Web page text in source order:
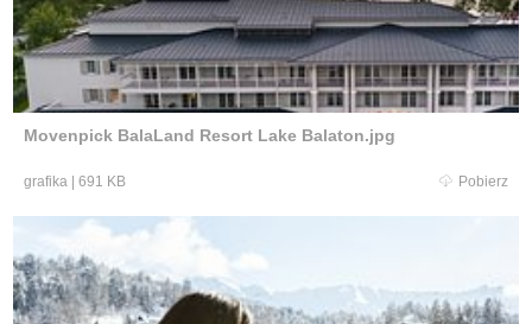
Movenpick BalaLand Resort Lake Balaton.jpg
grafika | 691 KB Pobierz